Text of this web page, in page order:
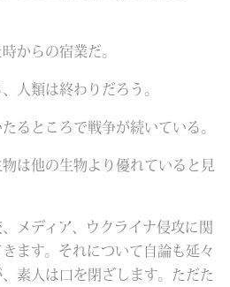
からの宿業だ。
人類は終わりだろう。
るところで戦争が続いている。
は他の生物より優れていると見
メディア、ウクライナ侵攻に関
ます。それについて自論も延々
素人は口を閉ざします。ただた